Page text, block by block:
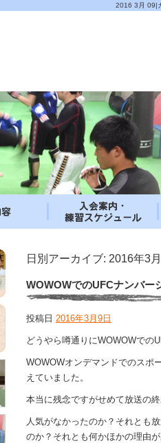
2016 3月 09|
日別アーカイブ: 2016年3
WOWOWでのUFCナンバー
投稿日 2016年3月9日
どうやら噂通りにWOWOWでの
WOWOWオンデマンドでのスポ
えていました。
本当に残念ですがせめて放送の
人気がなかったのか？それとも
のか？それとも何かほかの理由